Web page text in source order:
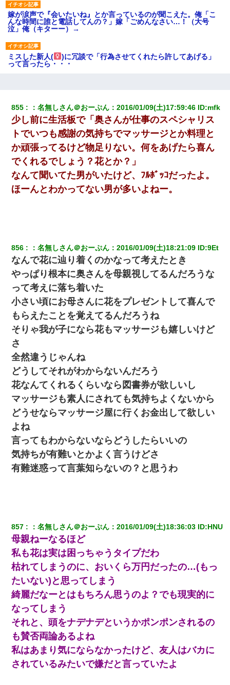
嫁が涙声で『会いたいね』とか言っているのが聞こえた。俺「こ
んな時間に誰と電話してんの？」嫁「ごめんなさい…！（大号
泣」俺（キターー）→
ミスした新人(
)に冗談で「行為させてくれたら許してあげる」
って言ったら・・・
んできて・・・
私「まとめ買いして冷凍ストックしてる」Ａ「ずるい！クレク
レ！」私「なんでよ」Ａ「ケーチ！バーカ！」→ 後日、Ａ旦那が
凸してきた
私「結婚やめるわ」 婚約者「え？なんでなんで？」 → 放置した
結果…｜生活｜ワロタあんてな
めんだ」俺「じゃあ別れます…」→ 彼女「なんで言い返してくれ
なかったの？（泣」
【復讐】義兄嫁「生活費、足りない分を貸してほしい」私「貸す
わけないでしょｗｗｗｗ」→ 理由を話したら泣き出して・・私
（あまりにも希望通り）
昨日37歳のおばさんと行為したんだけどめちゃくちゃだった
ケーキバイキングにいた単独の50くらいのオッサン、強烈だっ
た。
スマホを与えられて、中学卒業する頃にはすっかり女叩きに洗脳
された弟が、大学進学のために一人暮らししたいと言い出した。
同じマンションに住んでる女性が鍵をわかりやすいところに隠し
ている事に気づいた俺「忍びこんでみよう！」→ 結果
生保レディと行為する為に駆け引きしてみた結果ｗｗｗｗｗｗｗ
ｗｗｗｗｗ
ワイ144kg彼女98kgデブカップル、1年間毎日行為しまくった結
果
朝起きたら嫁がいなかった。俺（嫁も嫁実家も電話に出ない…不
安だ）→ 仕事を早退して帰宅すると、嫁と嫁両親と知らない男が
２人・・・
【衝撃】婚約者「兄と結婚はするけど嫁入りするわけじゃない。
お互い干渉はしないようにしましょう」→ その後に結納金の話を
したので、母が・・・
【驚愕】私「今まで育てた分のお金返してね(冗談)」息子「はい、
3000万円」→数年後。私「妹が病気になったから援助して欲し
い」→
855 ：名無しさん＠おーぷん ：2016/01/09(土)17:59:46 ID:mfk
少し前に生活板で「奥さんが仕事のスペシャリス
トでいつも感謝の気持ちでマッサージとか料理と
か頑張ってるけど物足りない。何をあげたら喜ん
でくれるでしょう？花とか？」
なんて聞いてた男がいたけど、ﾌﾙﾎﾞｯｺだったよ。
ほーんとわかってない男が多いよねー。
856 ：名無しさん＠おーぷん ：2016/01/09(土)18:21:09 ID:9Et
なんで花に辿り着くのかなって考えたとき
やっぱり根本に奥さんを母親視してるんだろうな
って考えに落ち着いた
小さい頃にお母さんに花をプレゼントして喜んで
もらえたことを覚えてるんだろうね
そりゃ我が子になら花もマッサージも嬉しいけど
さ
全然違うじゃんね
どうしてそれがわからないんだろう
花なんてくれるくらいなら図書券が欲しいし
マッサージも素人にされても気持ちよくないから
どうせならマッサージ屋に行くお金出して欲しい
よね
言ってもわからないならどうしたらいいの
気持ちが有難いとかよく言うけどさ
有難迷惑って言葉知らないの？と思うわ
857 ：名無しさん＠おーぷん ：2016/01/09(土)18:36:03 ID:HNU
母親ねーなるほど
私も花は実は困っちゃうタイプだわ
枯れてしまうのに、おいくら万円だったの…(もっ
たいない)と思ってしまう
綺麗だなーとはもちろん思うのよ？でも現実的に
なってしまう
それと、頭をナデナデというかポンポンされるの
も賛否両論あるよね
私はあまり気にならなかったけど、友人はバカに
されているみたいで嫌だと言っていたよ